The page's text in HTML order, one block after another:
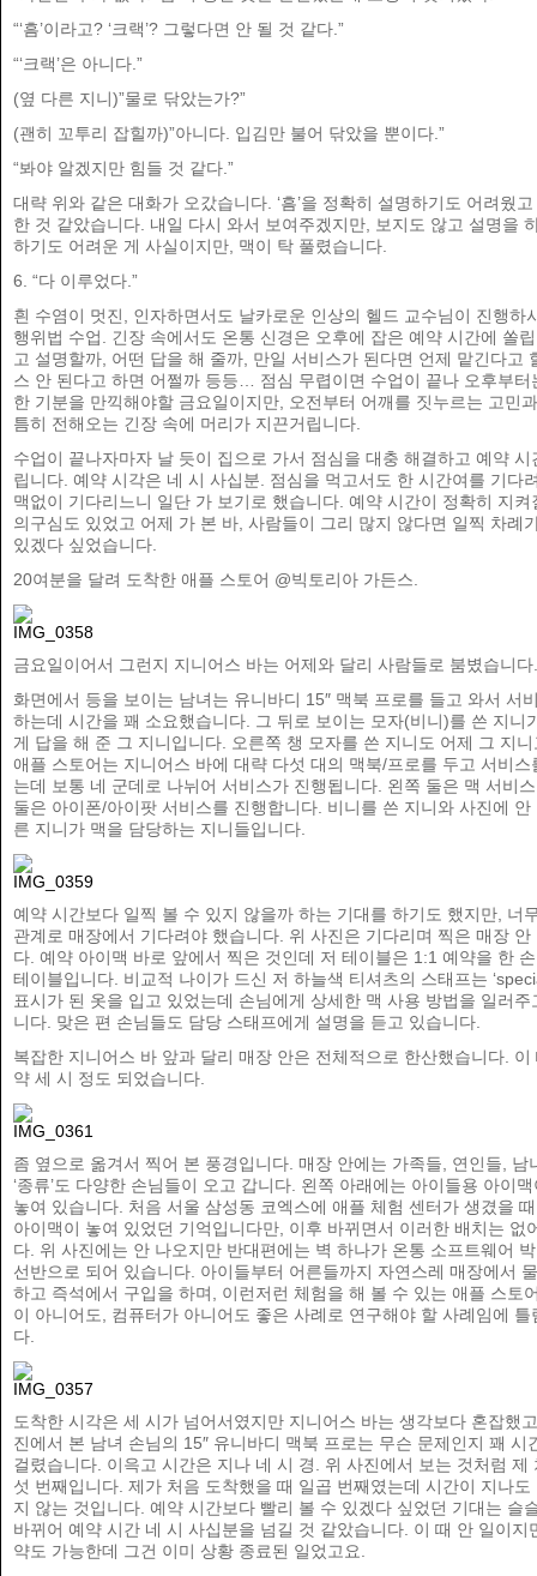
“‘흠’이라고? ‘크랙’? 그렇다면 안 될 것 같다.”
“‘크랙’은 아니다.”
(옆 다른 지니)”물로 닦았는가?”
(괜히 꼬투리 잡힐까)”아니다. 입김만 불어 닦았을 뿐이다.”
“봐야 알겠지만 힘들 것 같다.”
대략 위와 같은 대화가 오갔습니다. ‘흠’을 정확히 설명하기도 어려웠
한 것 같았습니다. 내일 다시 와서 보여주겠지만, 보지도 않고 설명을
하기도 어려운 게 사실이지만, 맥이 탁 풀렸습니다.
6. “다 이루었다.”
흰 수염이 멋진, 인자하면서도 날카로운 인상의 헬드 교수님이 진행하
행위법 수업. 긴장 속에서도 온통 신경은 오후에 잡은 예약 시간에 쏠
고 설명할까, 어떤 답을 해 줄까, 만일 서비스가 된다면 언제 맡긴다고
스 안 된다고 하면 어쩔까 등등… 점심 무렵이면 수업이 끝나 오후부터
한 기분을 만끽해야할 금요일이지만, 오전부터 어깨를 짓누르는 고민
틈히 전해오는 긴장 속에 머리가 지끈거립니다.
수업이 끝나자마자 날 듯이 집으로 가서 점심을 대충 해결하고 예약 시
립니다. 예약 시각은 네 시 사십분. 점심을 먹고서도 한 시간여를 기다
맥없이 기다리느니 일단 가 보기로 했습니다. 예약 시간이 정확히 지켜
의구심도 있었고 어제 가 본 바, 사람들이 그리 많지 않다면 일찍 차례
있겠다 싶었습니다.
20여분을 달려 도착한 애플 스토어 @빅토리아 가든스.
금요일이어서 그런지 지니어스 바는 어제와 달리 사람들로 붐볐습니다.
화면에서 등을 보이는 남녀는 유니바디 15″ 맥북 프로를 들고 와서 서
하는데 시간을 꽤 소요했습니다. 그 뒤로 보이는 모자(비니)를 쓴 지니
게 답을 해 준 그 지니입니다. 오른쪽 챙 모자를 쓴 지니도 어제 그 지
애플 스토어는 지니어스 바에 대략 다섯 대의 맥북/프로를 두고 서비스
는데 보통 네 군데로 나뉘어 서비스가 진행됩니다. 왼쪽 둘은 맥 서비
둘은 아이폰/아이팟 서비스를 진행합니다. 비니를 쓴 지니와 사진에 안
른 지니가 맥을 담당하는 지니들입니다.
예약 시간보다 일찍 볼 수 있지 않을까 하는 기대를 하기도 했지만, 너
관계로 매장에서 기다려야 했습니다. 위 사진은 기다리며 찍은 매장 안
다. 예약 아이맥 바로 앞에서 찍은 것인데 저 테이블은 1:1 예약을 한
테이블입니다. 비교적 나이가 드신 저 하늘색 티셔츠의 스태프는
표시가 된 옷을 입고 있었는데 손님에게 상세한 맥 사용 방법을 일러주
니다. 맞은 편 손님들도 담당 스태프에게 설명을 듣고 있습니다.
복잡한 지니어스 바 앞과 달리 매장 안은 전체적으로 한산했습니다. 이
약 세 시 정도 되었습니다.
좀 옆으로 옮겨서 찍어 본 풍경입니다. 매장 안에는 가족들, 연인들, 남
‘종류’도 다양한 손님들이 오고 갑니다. 왼쪽 아래에는 아이들용 아이
놓여 있습니다. 처음 서울 삼성동 코엑스에 애플 체험 센터가 생겼을
아이맥이 놓여 있었던 기억입니다만, 이후 바뀌면서 이러한 배치는 없
다. 위 사진에는 안 나오지만 반대편에는 벽 하나가 온통 소프트웨어
선반으로 되어 있습니다. 아이들부터 어른들까지 자연스레 매장에서
하고 즉석에서 구입을 하며, 이런저런 체험을 해 볼 수 있는 애플 스토
이 아니어도, 컴퓨터가 아니어도 좋은 사례로 연구해야 할 사례임에 틀
다.
도착한 시각은 세 시가 넘어서였지만 지니어스 바는 생각보다 혼잡했
진에서 본 남녀 손님의 15″ 유니바디 맥북 프로는 무슨 문제인지 꽤 시
걸렸습니다. 이윽고 시간은 지나 네 시 경. 위 사진에서 보는 것처럼 제
섯 번째입니다. 제가 처음 도착했을 때 일곱 번째였는데 시간이 지나도
지 않는 것입니다. 예약 시간보다 빨리 볼 수 있겠다 싶었던 기대는 슬
바뀌어 예약 시간 네 시 사십분을 넘길 것 같았습니다. 이 때 안 일이지
약도 가능한데 그건 이미 상황 종료된 일었고요.